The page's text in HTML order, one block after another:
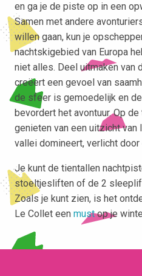
en ga je de piste op in een
Samen met andere
willen gaan, kun je
nachtskigebied van Europa
niet alles. Deel uitmaken van
creëert een gevoel van
de sfeer is gemoedelijk en
bevordert het avontuur. Op
genieten van een uitzicht van
vallei domineert, verlicht
Je kunt de tientallen
stoeltjesliften of de 2
Zoals je kunt zien, is het
Le Collet een mustop je